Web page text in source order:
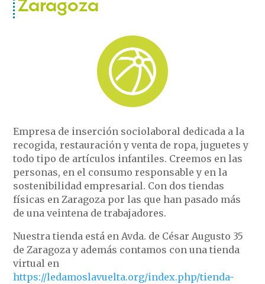
Empresa de inserción sociolaboral dedicada a la
recogida, restauración y venta de ropa, juguetes y
todo tipo de artículos infantiles. Creemos en las
personas, en el consumo responsable y en la
sostenibilidad empresarial. Con dos tiendas
físicas en Zaragoza por las que han pasado más
de una veintena de trabajadores.
Nuestra tienda está en Avda. de César Augusto 35
de Zaragoza y además contamos con una tienda
virtual en
https://ledamoslavuelta.org/index.php/tienda-